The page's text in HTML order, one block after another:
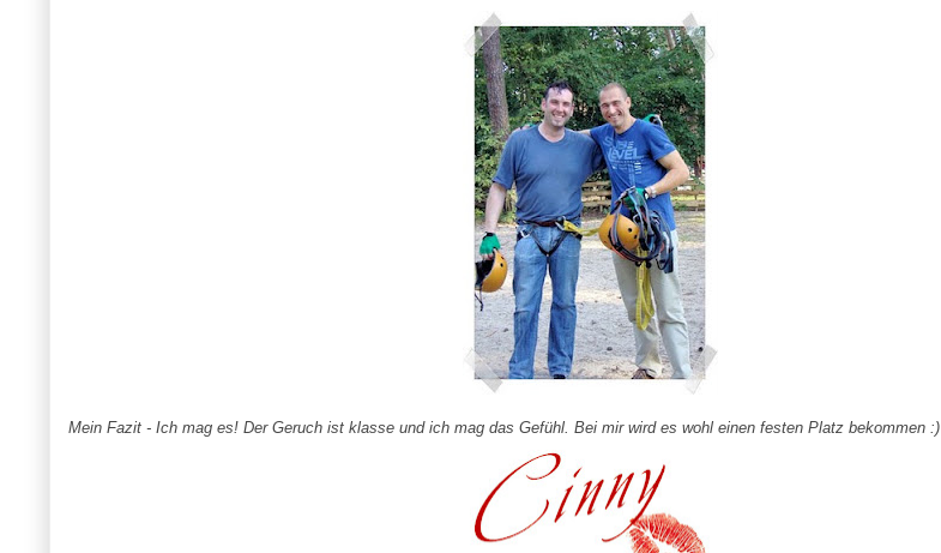
Mein Fazit - Ich mag es! Der Geruch ist klasse und ich mag das Gefühl. Bei mir wird es wohl einen festen Platz bekommen :)